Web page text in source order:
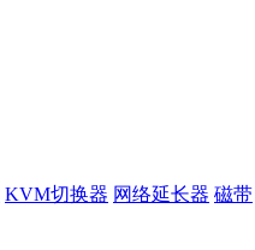
KVM切换器 网络延长器 磁带